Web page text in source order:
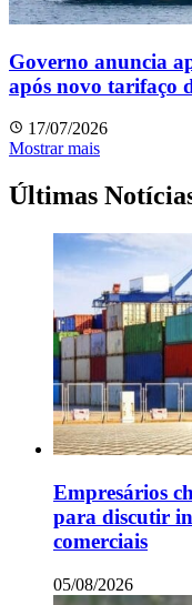
Governo anuncia
após novo tarifaço
17/07/2026
Mostrar mais
Últimas
Empresários
para discutir
comerciais
05/08/2026